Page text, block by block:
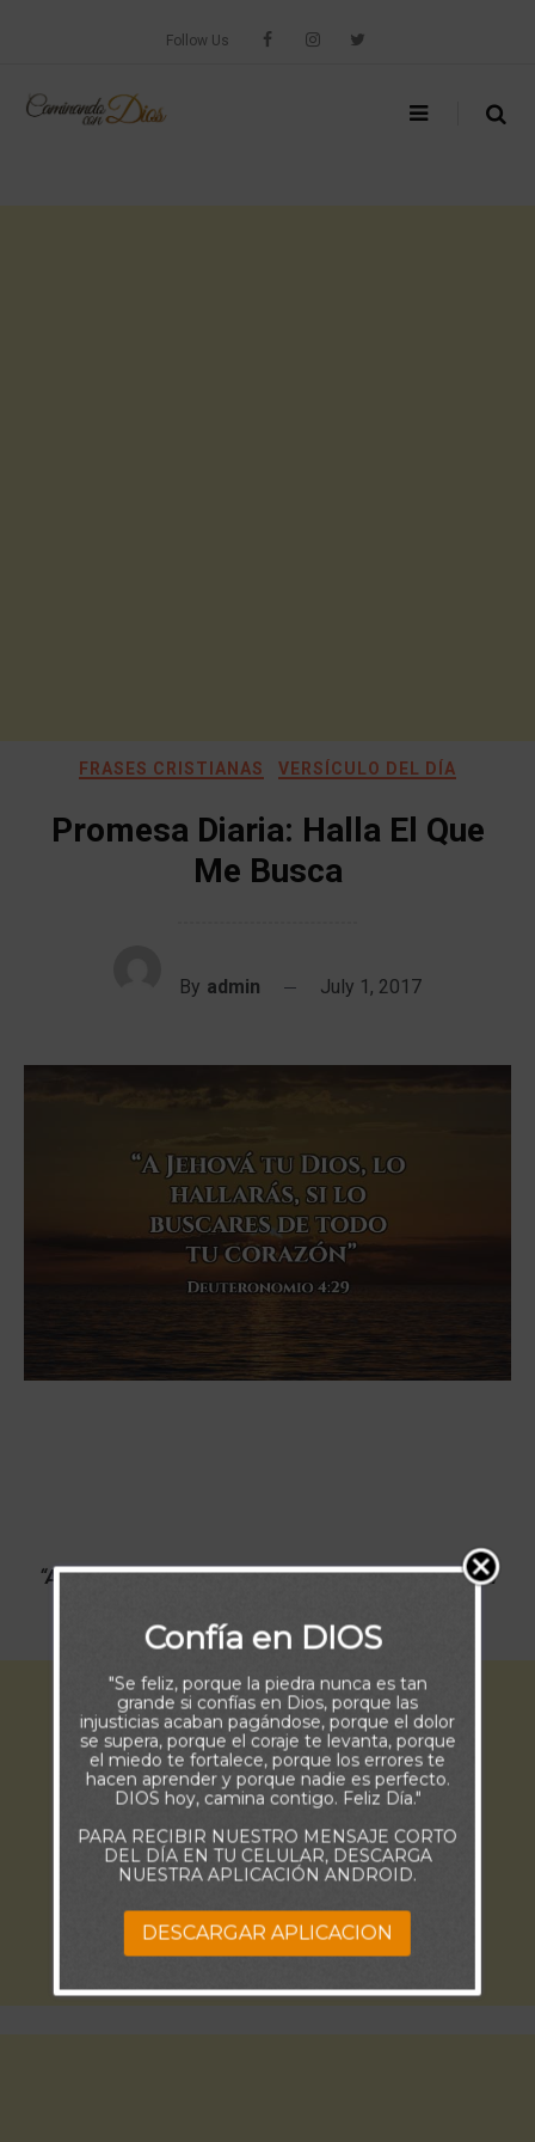
Follow Us
FRASES CRISTIANAS VERSÍCULO DEL DÍA
Promesa Diaria: Halla El Que
Me Busca
By admin July 1, 2017
“A Jehová tu Dios, lo hallarás, si lo buscares de todo tu
Confía en DIOS
"Se feliz, porque la piedra nunca es tan
grande si confías en Dios, porque las
injusticias acaban pagándose, porque el dolor
se supera, porque el coraje te levanta, porque
el miedo te fortalece, porque los errores te
hacen aprender y porque nadie es perfecto.
DIOS hoy, camina contigo. Feliz Día."
PARA RECIBIR NUESTRO MENSAJE CORTO
DEL DÍA EN TU CELULAR, DESCARGA
NUESTRA APLICACIÓN ANDROID.
DESCARGAR APLICACION